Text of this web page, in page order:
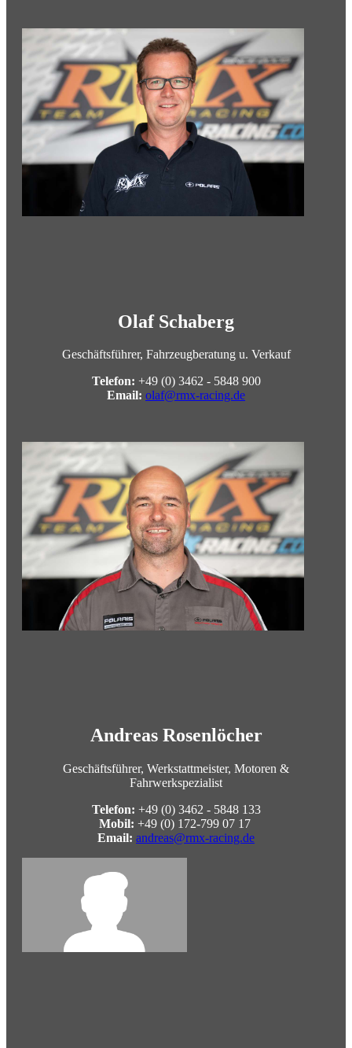
Olaf Schaberg
Geschäftsführer, Fahrzeugberatung u. Verkauf
Telefon: +49 (0) 3462 - 5848 900
Email: olaf@rmx-racing.de
Andreas Rosenlöcher
Geschäftsführer, Werkstattmeister, Motoren &
Fahrwerkspezialist
Telefon: +49 (0) 3462 - 5848 133
Mobil: +49 (0) 172-799 07 17
Email: andreas@rmx-racing.de